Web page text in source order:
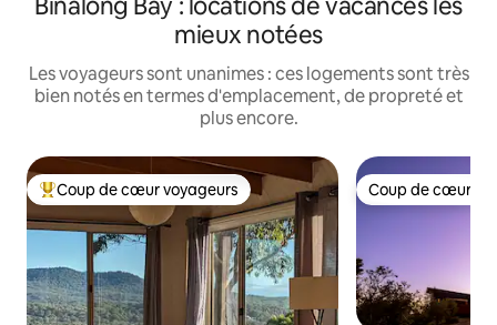
mieux notées
Les voyageurs sont unanimes : ces logements sont très
bien notés en termes d'emplacement, de propreté et
plus encore.
Coups de cœur voyageurs les plus appréciés
Coup de cœur voyageurs Coup de cœur
Coup de cœur